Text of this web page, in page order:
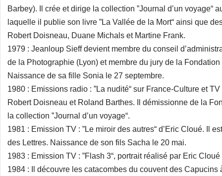
Barbey). Il crée et dirige la collection ”Journal d’un voyage“
laquelle il publie son livre ”La Vallée de la Mort“ ainsi que
Robert Doisneau, Duane Michals et Martine Frank.
1979 : Jeanloup Sieff devient membre du conseil
de la Photographie (Lyon) et membre du jury de la
Naissance de sa fille Sonia le 27 septembre.
1980 : Emissions radio : ”La nudité“ sur France-Culture et
Robert Doisneau et Roland Barthes. Il démissionne de la
la collection ”Journal d’un voyage“.
1981 : Emission TV : ”Le miroir des autres“ d’Eric Cloué. Il
des Lettres. Naissance de son fils Sacha le 20 mai.
1983 : Emission TV : ”Flash 3“, portrait réalisé par Eric
1984 : Il découvre les catacombes du couvent des Capucins